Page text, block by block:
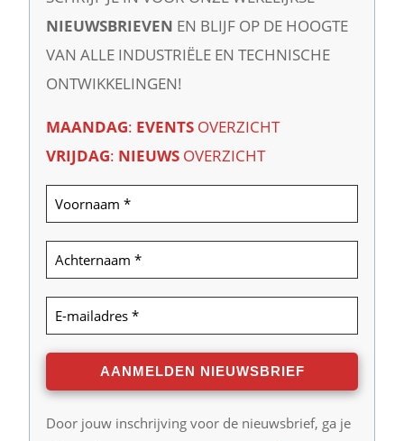
NIEUWSBRIEVEN EN BLIJF OP DE HOOGTE
VAN ALLE INDUSTRIËLE EN TECHNISCHE
ONTWIKKELINGEN!
MAANDAG: EVENTS OVERZICHT
VRIJDAG: NIEUWS OVERZICHT
Door jouw inschrijving voor de nieuwsbrief, ga je